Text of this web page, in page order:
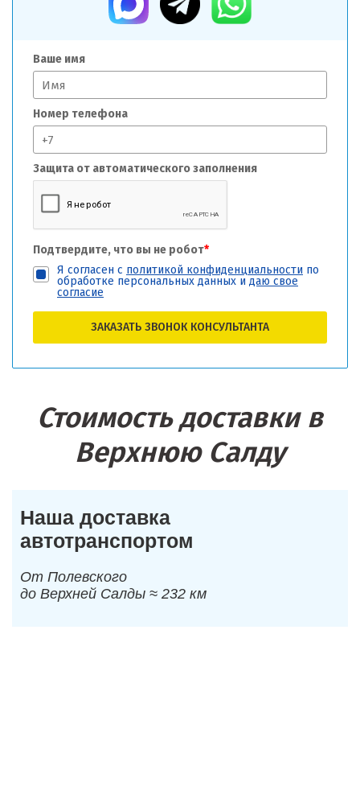
Ваше имя
Номер телефона
Защита от автоматического заполнения
Подтвердите, что вы не робот*
Я согласен с политикой конфиденциальности по
обработке персональных данных и даю свое
согласие
ЗАКАЗАТЬ ЗВОНОК КОНСУЛЬТАНТА
Стоимость доставки в
Верхнюю Салду
Наша доставка
автотранспортом
От Полевского
до Верхней Салды ≈ 232 км